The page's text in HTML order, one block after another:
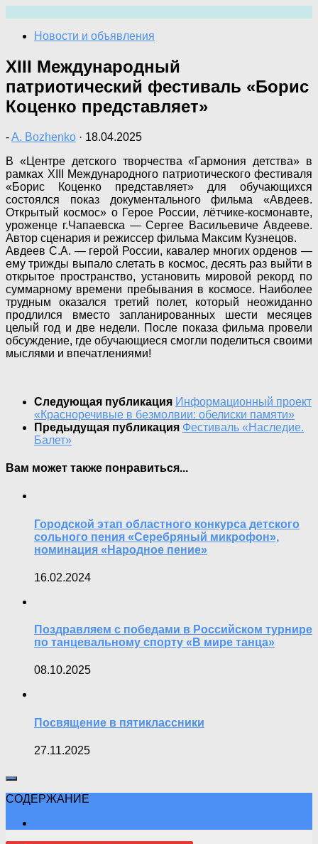
содержимому
Новости и объявления
XIII Международный
патриотический фестиваль «Борис
Коценко представляет»
-A. Bozhenko · 18.04.2025
В «Центре детского творчества «Гармония детства» в
рамках XIII Международного патриотического фестиваля
«Борис Коценко представляет» для обучающихся
состоялся показ документального фильма «Авдеев.
Открытый космос» о Герое России, лётчике-космонавте,
уроженце г.Чапаевска — Сергее Васильевиче Авдееве.
Автор сценария и режиссер фильма Максим Кузнецов.
Авдеев С.А. — герой России, кавалер многих орденов —
ему трижды выпало слетать в космос, десять раз выйти в
открытое пространство, установить мировой рекорд по
суммарному времени пребывания в космосе. Наиболее
трудным оказался третий полет, который неожиданно
продлился вместо запланированных шести месяцев
целый год и две недели. После показа фильма провели
обсуждение, где обучающиеся смогли поделиться своими
мыслями и впечатлениями!
Следующая публикация Информационный проект
«Красноречивые в безмолвии: обелиски памяти»
Предыдущая публикация Фестиваль «Наследие.
Балет»
Вам может также понравиться...
Городской этап областного конкурса детского
сольного пения «Серебряный микрофон»,
номинация «Народное пение»
16.02.2024
Поздравляем с победами в Российском турнире
по танцевальному спорту «В мире танца»
08.10.2025
Посвящение в пятиклассники
27.11.2025
СОДЕРЖАНИЕ